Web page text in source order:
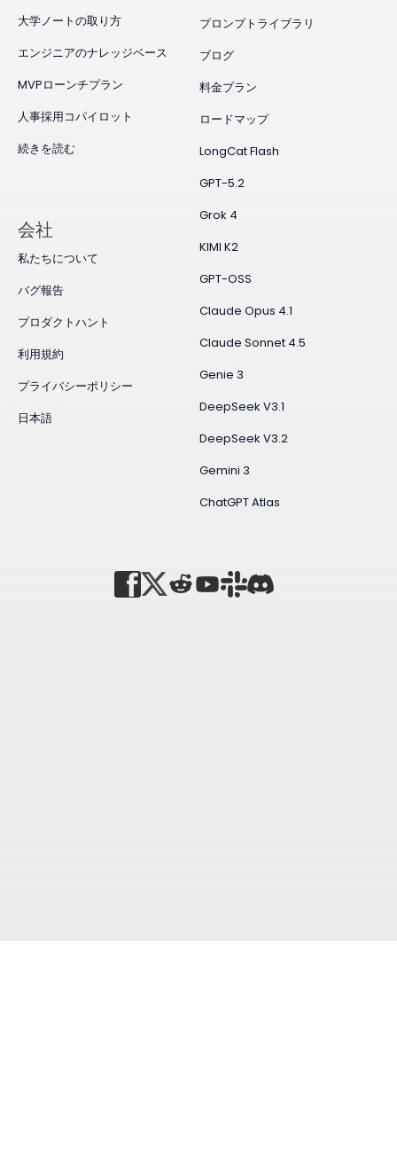
大学ノートの取り方
エンジニアのナレッジベース
MVPローンチプラン
人事採用コパイロット
続きを読む
プロンプトライブラリ
ブログ
料金プラン
ロードマップ
LongCat Flash
GPT-5.2
Grok 4
KIMI K2
GPT-OSS
Claude Opus 4.1
Claude Sonnet 4.5
Genie 3
DeepSeek V3.1
DeepSeek V3.2
Gemini 3
ChatGPT Atlas
会社
私たちについて
バグ報告
プロダクトハント
利用規約
プライバシーポリシー
日本語